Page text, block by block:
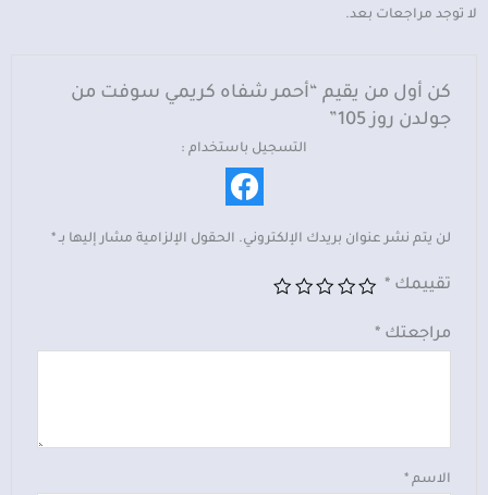
لا توجد مراجعات بعد.
كن أول من يقيم “أحمر شفاه كريمي سوفت من
جولدن روز 105”
التسجيل باستخدام :
لن يتم نشر عنوان بريدك الإلكتروني. الحقول الإلزامية مشار إليها بـ*
تقييمك *
مراجعتك *
الاسم*